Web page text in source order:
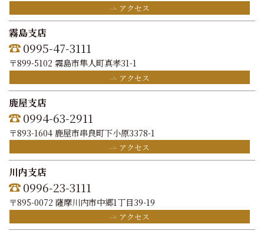
アクセス
霧島支店
0995-47-3111
〒899-5102 霧島市隼人町真孝31-1
アクセス
鹿屋支店
0994-63-2911
〒893-1604 鹿屋市串良町下小原3378-1
アクセス
川内支店
0996-23-3111
〒895-0072 薩摩川内市中郷1丁目39-19
アクセス